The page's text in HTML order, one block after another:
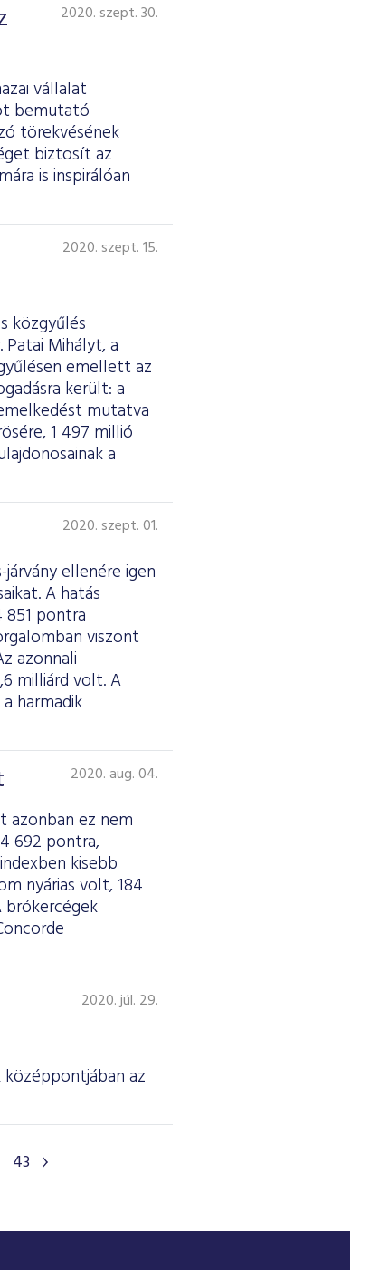
2020. szept. 30.
vállalat
bemutató
törekvésének
biztosít az
is inspirálóan
2020. szept. 15.
közgyűlés
Mihályt, a
emellett az
került: a
mutatva
1 497 millió
a
2020. szept. 01.
ellenére igen
A hatás
pontra
viszont
azonnali
milliárd volt. A
harmadik
2020. aug. 04.
azonban ez nem
692 pontra,
kisebb
nyárias volt, 184
2020. júl. 29.
az
43